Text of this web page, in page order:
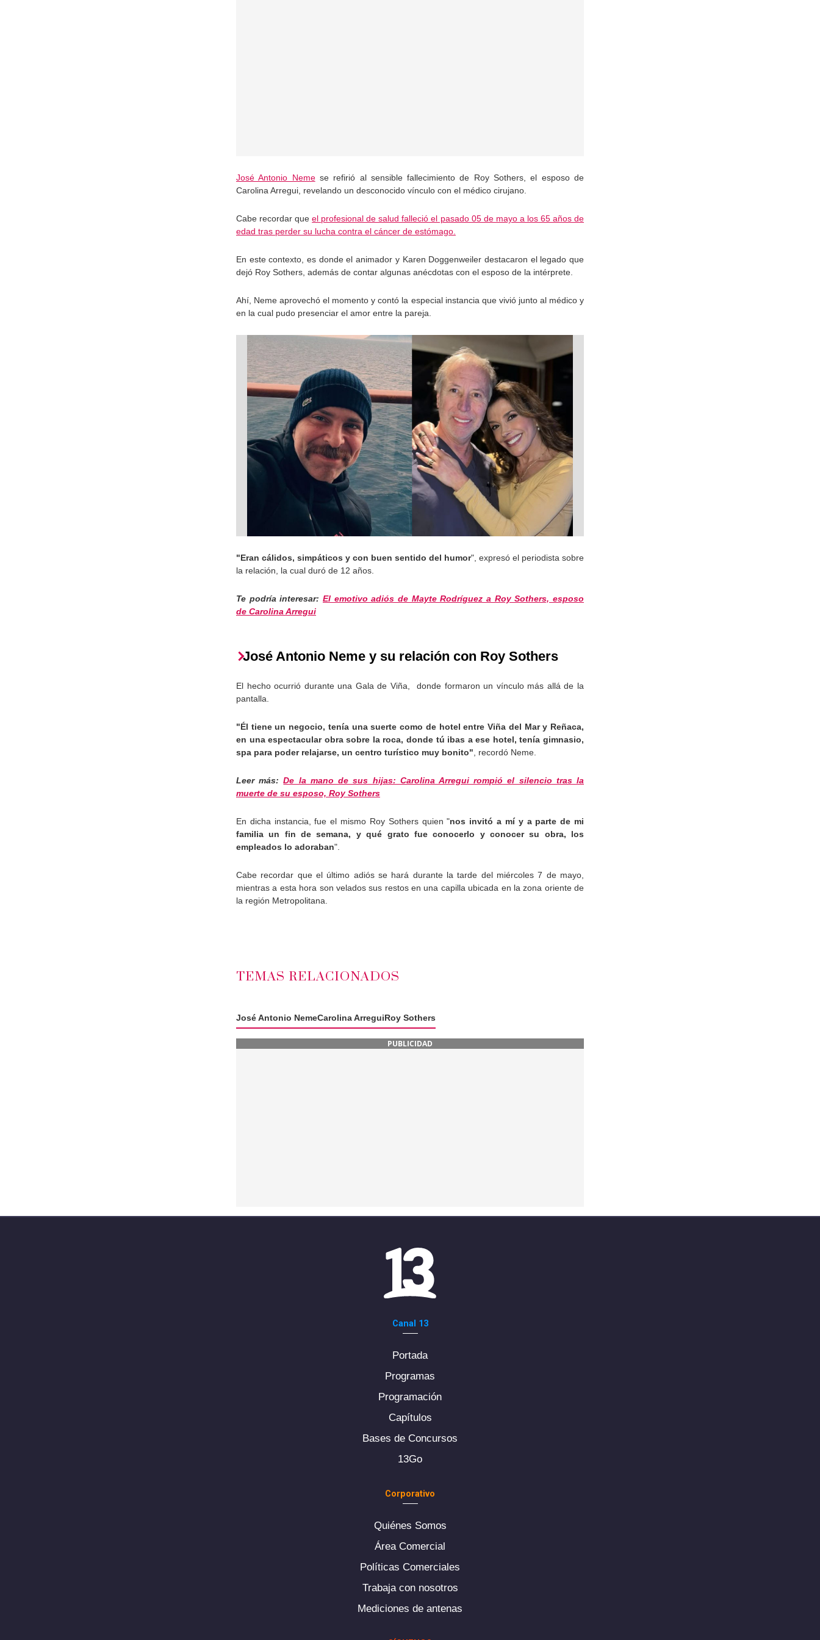
José Antonio Nemese refirió al sensible fallecimiento de Roy Sothers, el esposo de
Carolina Arregui, revelando un desconocido vínculo con el médico cirujano.
Cabe recordar queel profesional de salud falleció el pasado 05 de mayo a los 65 años de
edad tras perder su lucha contra el cáncer de estómago.
En este contexto, es donde el animador y Karen Doggenweiler destacaron el legado que
dejó Roy Sothers, además de contar algunas anécdotas con el esposo de la intérprete.
Ahí, Neme aprovechó el momento y contó la especial instancia que vivió junto al médico y
en la cual pudo presenciar el amor entre la pareja.
"Eran cálidos, simpáticos y con buen sentido del humor", expresó el periodista sobre
la relación, la cual duró de 12 años.
Te podría interesar: El emotivo adiós de Mayte Rodríguez a Roy Sothers, esposo
de Carolina Arregui
José Antonio Neme y su relación con Roy Sothers
El hecho ocurrió durante una Gala de Viña, donde formaron un vínculo más allá de la
pantalla.
"Él tiene un negocio, tenía una suerte como de hotel entre Viña del Mar y Reñaca,
en una espectacular obra sobre la roca, donde tú ibas a ese hotel, tenía gimnasio,
spa para poder relajarse, un centro turístico muy bonito" , recordó Neme.
Leer más:De la mano de sus hijas: Carolina Arregui rompió el silencio tras la
muerte de su esposo, Roy Sothers
En dicha instancia, fue el mismo Roy Sothers quien "nos invitó a mí y a parte de mi
familia un fin de semana, y qué grato fue conocerlo y conocer su obra, los
empleados lo adoraban".
Cabe recordar que el último adiós se hará durante la tarde del miércoles 7 de mayo,
mientras a esta hora son velados sus restos en una capilla ubicada en la zona oriente de
la región Metropolitana.
TEMAS RELACIONADOS
José Antonio NemeCarolina ArreguiRoy Sothers
PUBLICIDAD
Canal 13
Portada
Programas
Programación
Capítulos
Bases de Concursos
13Go
Corporativo
Quiénes Somos
Área Comercial
Políticas Comerciales
Trabaja con nosotros
Mediciones de antenas